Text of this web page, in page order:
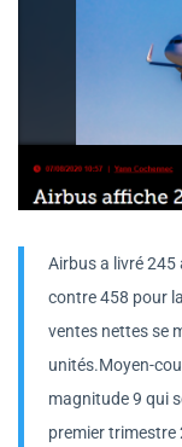
Airbus a livré 245
contre 458 pour
ventes nettes se
unités.Moyen-
magnitude 9 qui
premier trimestre